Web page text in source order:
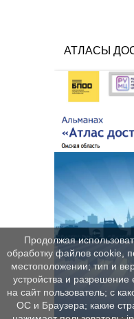
АТЛАСЫ
Продолжая
обработку файлов cookie,
местоположении; тип и
устройства и разрешение
на сайт пользователь; с
ОС и Браузера; какие